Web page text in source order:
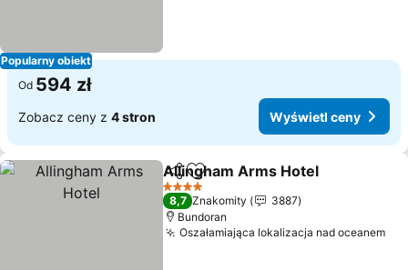
Popularny obiekt
Od 594 zł
Zobacz ceny z 4 stron Wyświetl ceny
Udostępnij
Dodaj do ulubionych
Allingham Arms Hotel
4 Kategoria
8,7 Znakomity
3887
Bundoran
Oszałamiająca lokalizacja nad oceanem